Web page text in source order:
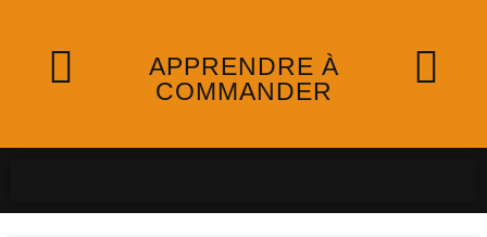
APPRENDRE À
COMMANDER